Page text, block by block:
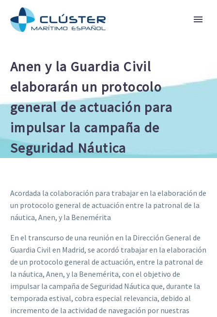
Anen y la Guardia Civil
elaborarán un protocolo
general de actuación para
impulsar la campaña de
Seguridad Náutica
Acordada la colaboración para trabajar en la elaboración de
un protocolo general de actuación entre la patronal de la
náutica, Anen, y la Benemérita
En el transcurso de una reunión en la Dirección General de
Guardia Civil en Madrid, se acordó trabajar en la elaboración
de un protocolo general de actuación, entre la patronal de
la náutica, Anen, y la Benemérita, con el objetivo de
impulsar la campaña de Seguridad Náutica que, durante la
temporada estival, cobra especial relevancia, debido al
incremento de la actividad de navegación por nuestras